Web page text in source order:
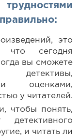
это
что сегодня
вы сможете
детективы,
оценками,
у читателей.
чтобы понять,
и читать ли